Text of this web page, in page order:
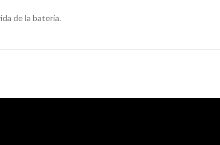
de la batería.